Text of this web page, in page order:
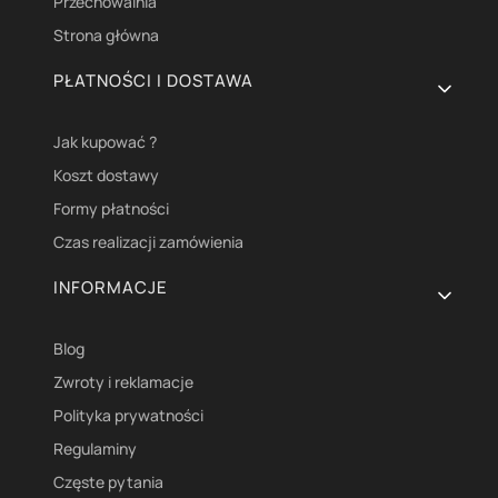
Strona główna
PŁATNOŚCI I DOSTAWA
Jak kupować ?
Koszt dostawy
Formy płatności
Czas realizacji zamówienia
INFORMACJE
Blog
Zwroty i reklamacje
Polityka prywatności
Regulaminy
Częste pytania